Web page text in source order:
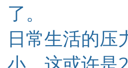
了。
日常生活的压